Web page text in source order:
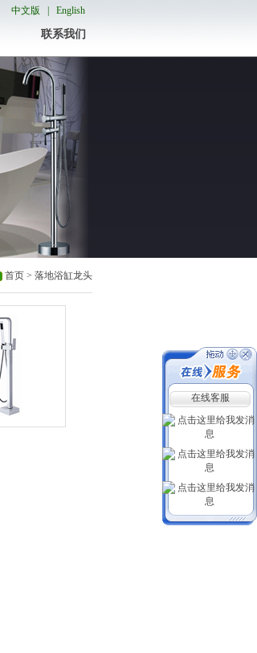
中文版 | English
联系我们
首页 > 落地浴缸龙头
在线客服